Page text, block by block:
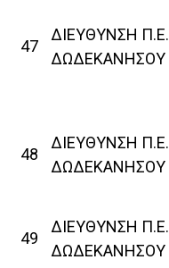
47
ΔΙΕΥΘΥΝΣΗ Π.Ε.
ΔΩΔΕΚΑΝΗΣΟΥ
48
ΔΙΕΥΘΥΝΣΗ Π.Ε.
ΔΩΔΕΚΑΝΗΣΟΥ
49
ΔΙΕΥΘΥΝΣΗ Π.Ε.
ΔΩΔΕΚΑΝΗΣΟΥ